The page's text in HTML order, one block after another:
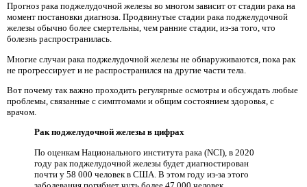
Прогноз рака поджелудочной железы во многом зависит от стадии рака на
момент постановки диагноза. Продвинутые стадии рака поджелудочной
железы обычно более смертельны, чем ранние стадии, из-за того, что
болезнь распространилась.
Многие случаи рака поджелудочной железы не обнаруживаются, пока рак
не прогрессирует и не распространился на другие части тела.
Вот почему так важно проходить регулярные осмотры и обсуждать любые
проблемы, связанные с симптомами и общим состоянием здоровья, с
врачом.
Рак поджелудочной железы в цифрах
По оценкам Национального института рака (NCI), в 2020
году рак поджелудочной железы будет диагностирован
почти у 58 000 человек в США. В этом году из-за этого